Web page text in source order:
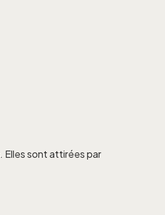
. Elles sont attirées par